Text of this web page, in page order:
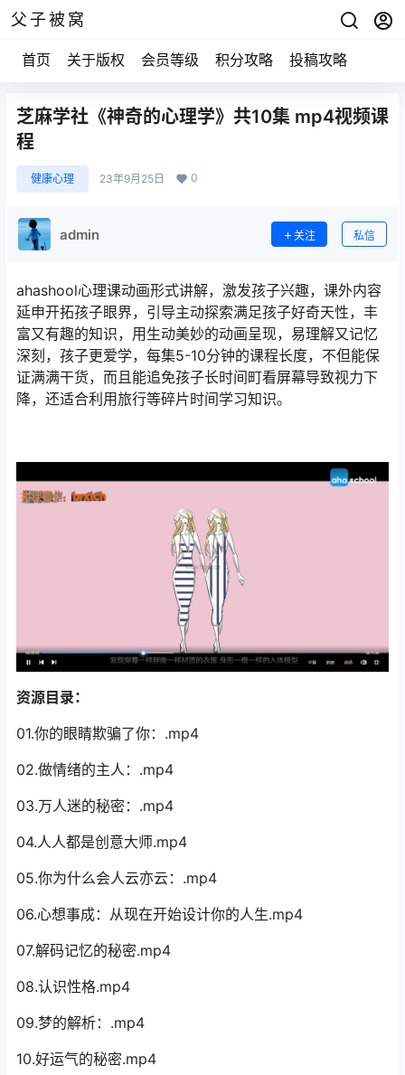
父子被窝
首页 关于版权 会员等级 积分攻略 投稿攻略
芝麻学社《神奇的心理学》共10集 mp4视频课
程
健康心理 23年9月25日 0
admin 关注 私信
ahashool心理课动画形式讲解，激发孩子兴趣，课外内容
延申开拓孩子眼界，引导主动探索满足孩子好奇天性，丰
富又有趣的知识，用生动美妙的动画呈现，易理解又记忆
深刻，孩子更爱学，每集5-10分钟的课程长度，不但能保
证满满干货，而且能追免孩子长时间町看屏幕导致视力下
降，还适合利用旅行等碎片时间学习知识。
资源目录：
01.你的眼睛欺骗了你：.mp4
02.做情绪的主人：.mp4
03.万人迷的秘密：.mp4
04.人人都是创意大师.mp4
05.你为什么会人云亦云：.mp4
06.心想事成：从现在开始设计你的人生.mp4
07.解码记忆的秘密.mp4
08.认识性格.mp4
09.梦的解析：.mp4
10.好运气的秘密.mp4